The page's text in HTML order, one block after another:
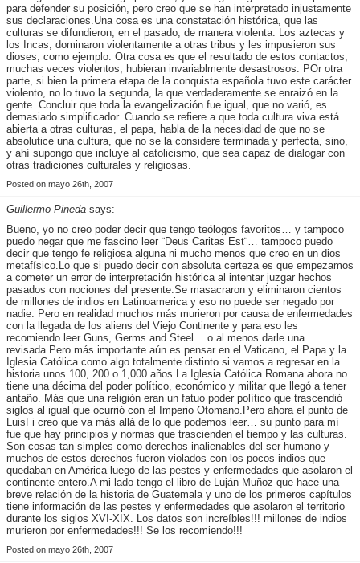
para defender su posición, pero creo que se han interpretado injustamente
sus declaraciones.Una cosa es una constatación histórica, que las
culturas se difundieron, en el pasado, de manera violenta. Los aztecas y
los Incas, dominaron violentamente a otras tribus y les impusieron sus
dioses, como ejemplo. Otra cosa es que el resultado de estos contactos,
muchas veces violentos, hubieran invariablmente desastrosos. POr otra
parte, si bien la primera etapa de la conquista española tuvo este carácter
violento, no lo tuvo la segunda, la que verdaderamente se enraizó en la
gente. Concluir que toda la evangelización fue igual, que no varió, es
demasiado simplificador. Cuando se refiere a que toda cultura viva está
abierta a otras culturas, el papa, habla de la necesidad de que no se
absolutice una cultura, que no se la considere terminada y perfecta, sino,
y ahí supongo que incluye al catolicismo, que sea capaz de dialogar con
otras tradiciones culturales y religiosas.
Posted on mayo 26th, 2007
Guillermo Pineda says:
Bueno, yo no creo poder decir que tengo teólogos favoritos… y tampoco
puedo negar que me fascino leer ¨Deus Caritas Est¨… tampoco puedo
decir que tengo fe religiosa alguna ni mucho menos que creo en un dios
metafísico.Lo que si puedo decir con absoluta certeza es que empezamos
a cometer un error de interpretación histórica al intentar juzgar hechos
pasados con nociones del presente.Se masacraron y eliminaron cientos
de millones de indios en Latinoamerica y eso no puede ser negado por
nadie. Pero en realidad muchos más murieron por causa de enfermedades
con la llegada de los aliens del Viejo Continente y para eso les
recomiendo leer Guns, Germs and Steel… o al menos darle una
revisada.Pero más importante aún es pensar en el Vaticano, el Papa y la
Iglesia Católica como algo totalmente distinto si vamos a regresar en la
historia unos 100, 200 o 1,000 años.La Iglesia Católica Romana ahora no
tiene una décima del poder político, económico y militar que llegó a tener
antaño. Más que una religión eran un fatuo poder político que trascendió
siglos al igual que ocurrió con el Imperio Otomano.Pero ahora el punto de
LuisFi creo que va más allá de lo que podemos leer… su punto para mí
fue que hay principios y normas que trascienden el tiempo y las culturas.
Son cosas tan simples como derechos inalienables del ser humano y
muchos de estos derechos fueron violados con los pocos indios que
quedaban en América luego de las pestes y enfermedades que asolaron el
continente entero.A mi lado tengo el libro de Luján Muñoz que hace una
breve relación de la historia de Guatemala y uno de los primeros capítulos
tiene información de las pestes y enfermedades que asolaron el territorio
durante los siglos XVI-XIX. Los datos son increíbles!!! millones de indios
murieron por enfermedades!!! Se los recomiendo!!!
Posted on mayo 26th, 2007